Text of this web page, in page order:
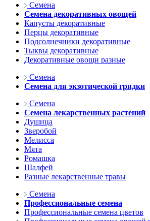
Семена
Семена декоративных овощей
Капусты декоративные
Перцы декоративные
Подсолнечники декоративные
Тыквы декоративные
Декоративные овощи разные
Семена
Семена для экзотической грядки
Семена
Семена лекарственных растений
Душица
Зверобой
Мелисса
Мята
Ромашка
Шалфей
Разные лекарственные травы
Семена
Профессиональные семена
Профессиональные семена цветов